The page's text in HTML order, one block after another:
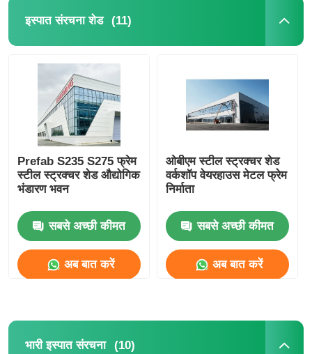
इस्पात संरचना शेड (11)
Prefab S235 S275 फ्रेम
स्टील स्ट्रक्चर शेड औद्योगिक
भंडारण भवन
सबसे अच्छी कीमत
अब बात करें
ओबीएम स्टील स्ट्रक्चर शेड
वर्कशॉप वेयरहाउस मेटल फ्रेम
निर्माता
सबसे अच्छी कीमत
अब बात करें
भारी इस्पात संरचना (10)